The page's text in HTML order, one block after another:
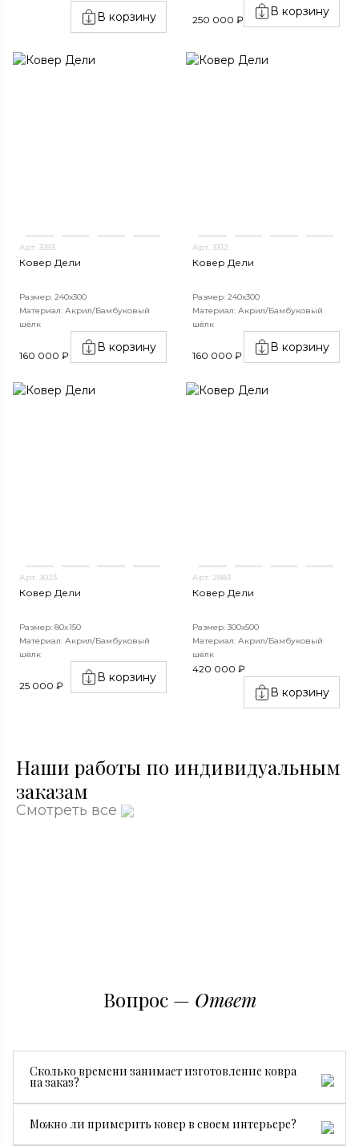
В корзину 250 000 ₽
В корзину
Арт. 3393
Ковер Дели
Размер: 240х300
Материал: Акрил/Бамбуковый
шёлк
160 000 ₽
В корзину
Арт. 3312
Ковер Дели
Размер: 240х300
Материал: Акрил/Бамбуковый
шёлк
160 000 ₽
В корзину
Арт. 3023
Ковер Дели
Размер: 80x150
Материал: Акрил/Бамбуковый
шёлк
25 000 ₽
В корзину
Арт. 2883
Ковер Дели
Размер: 300х500
Материал: Акрил/Бамбуковый
шёлк
420 000 ₽
В корзину
Наши работы по индивидуальным
заказам
Смотреть все
Вопрос — Ответ
Сколько времени занимает изготовление ковра
на заказ?
производства. В среднем изготовление занимает от 3
Можно ли примерить ковер в своем интерьере?